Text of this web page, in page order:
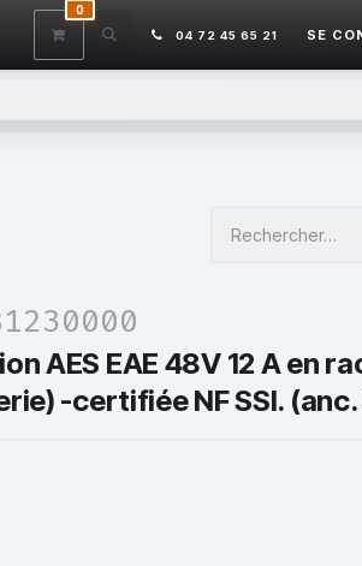
CONTACTEZ-NOUS AIDE
0
04 72 45 65 21 SE
AES EAE 48V 12 A en
-certifiée NF SSI.